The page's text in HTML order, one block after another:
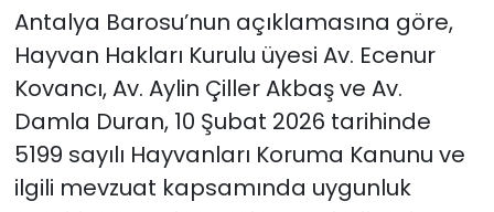
Antalya Barosu’nun açıklamasına göre,
Hayvan Hakları Kurulu üyesi Av. Ecenur
Kovancı, Av. Aylin Çiller Akbaş ve Av.
Damla Duran, 10 Şubat 2026 tarihinde
5199 sayılı Hayvanları Koruma Kanunu ve
ilgili mevzuat kapsamında uygunluk